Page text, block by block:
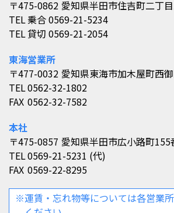
〒475-0862 愛知県半田市住吉町二丁
TEL乗合 0569-21-5234
TEL貸切 0569-21-2054
東海営業所
〒477-0032 愛知県東海市加木屋町西
TEL0562-32-1802
FAX 0562-32-7582
本社
〒475-0857 愛知県半田市広小路町155
TEL0569-21-5231 (代)
FAX 0569-22-8295
※運賃・忘れ物等については各営業